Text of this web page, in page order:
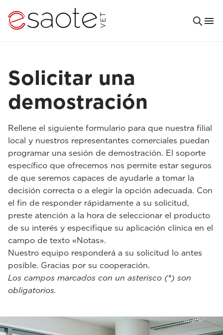
Solicitar una
demostración
Rellene el siguiente formulario para que nuestra filial
local y nuestros representantes comerciales puedan
programar una sesión de demostración. El soporte
específico que ofrecemos nos permite estar seguros
de que seremos capaces de ayudarle a tomar la
decisión correcta o a elegir la opción adecuada. Con
el fin de responder rápidamente a su solicitud,
preste atención a la hora de seleccionar el producto
de su interés y especifique su aplicación clínica en el
campo de texto «Notas».
Nuestro equipo responderá a su solicitud lo antes
posible. Gracias por su cooperación.
Los campos marcados con un asterisco (*) son
obligatorios.